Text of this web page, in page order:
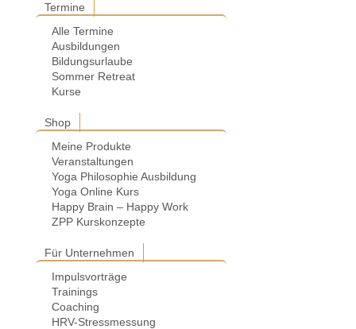
Termine
Alle Termine
Ausbildungen
Bildungsurlaube
Sommer Retreat
Kurse
Shop
Meine Produkte
Veranstaltungen
Yoga Philosophie Ausbildung
Yoga Online Kurs
Happy Brain – Happy Work
ZPP Kurskonzepte
Für Unternehmen
Impulsvorträge
Trainings
Coaching
HRV-Stressmessung